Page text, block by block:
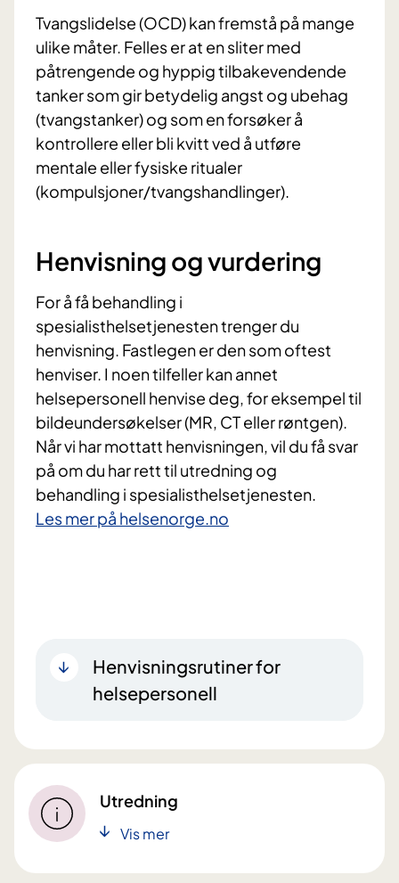
Tvangslidelse (OCD) kan fremstå på mange
ulike måter. Felles er at en sliter med
påtrengende og hyppig tilbakevendende
tanker som gir betydelig angst og ubehag
(tvangstanker) og som en forsøker å
kontrollere eller bli kvitt ved å utføre
mentale eller fysiske ritualer
(kompulsjoner/tvangshandlinger).
Henvisning og vurdering
For å få behandling i
spesialisthelsetjenesten trenger du
henvisning. Fastlegen er den som oftest
henviser. I noen tilfeller kan annet
helsepersonell henvise deg, for eksempel til
bildeundersøkelser (MR, CT eller røntgen).
Når vi har mottatt henvisningen, vil du få svar
på om du har rett til utredning og
behandling i spesialisthelsetjenesten.
Les mer på helsenorge.no
Henvisningsrutiner for
helsepersonell
Utredning
Vis mer